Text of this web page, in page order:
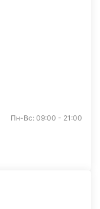
Пн-Вс: 09:00 - 21:00